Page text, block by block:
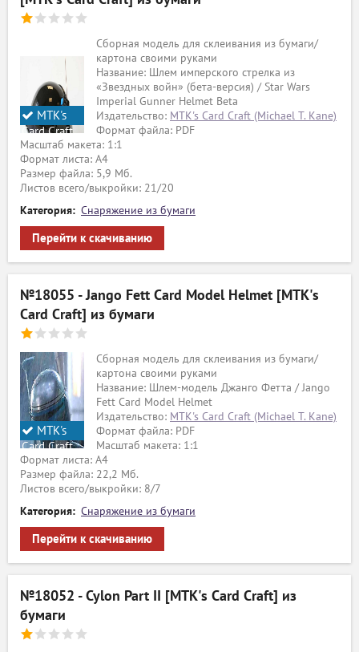
MTK's
Card Craft
Сборная модель для склеивания из бумаги/
картона своими руками
Название: Шлем имперского стрелка из
«Звездных войн» (бета-версия) / Star Wars
Imperial Gunner Helmet Beta
Издательство: MTK's Card Craft (Michael T. Kane)
Формат файла: PDF
Масштаб макета: 1:1
Формат листа: А4
Размер файла: 5,9 Мб.
Листов всего/выкройки: 21/20
Категория: Снаряжение из бумаги
Перейти к скачиванию
№18055 - Jango Fett Card Model Helmet [MTK's
Card Craft] из бумаги
MTK's
Card Craft
Сборная модель для склеивания из бумаги/
картона своими руками
Название: Шлем-модель Джанго Фетта / Jango
Fett Card Model Helmet
Издательство: MTK's Card Craft (Michael T. Kane)
Формат файла: PDF
Масштаб макета: 1:1
Формат листа: А4
Размер файла: 22,2 Мб.
Листов всего/выкройки: 8/7
Категория: Снаряжение из бумаги
Перейти к скачиванию
№18052 - Cylon Part II [MTK's Card Craft] из
бумаги